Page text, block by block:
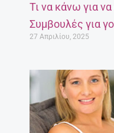
Τι να κάνω για να
Συμβουλές για
27 Απριλίου, 2025